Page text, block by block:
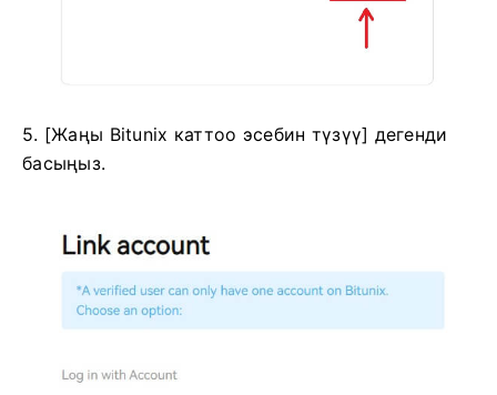
5. [Жаңы Bitunix каттоо эсебин түзүү] дегенди
басыңыз.